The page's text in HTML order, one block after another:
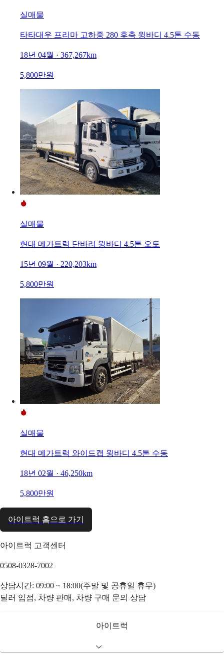
실매물
타타대우 프리마 고하중 280 후축 윙바디 4.5톤 수동
18년 04월 · 367,267km
5,800만원
실매물
현대 메가트럭 단바리 윙바디 4.5톤 오토
15년 09월 · 220,203km
5,800만원
실매물
현대 메가트럭 와이드캡 윙바디 4.5톤 수동
18년 02월 · 46,250km
5,800만원
아이트럭 홈으로 가기
아이트럭 고객센터
0508-0328-7002
상담시간: 09:00 ~ 18:00(주말 및 공휴일 휴무)
딜러 입점, 차량 판매, 차량 구매 문의 상담
아이트럭